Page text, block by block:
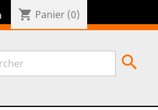
shopping_cart Panier (0)
